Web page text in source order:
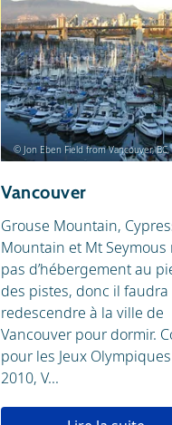
© Jon Eben Field from Vancouver, BC,
Vancouver
Grouse Mountain,
Mountain et Mt Seymous
pas d’hébergement au
des pistes, donc il faudra
redescendre à la ville de
Vancouver pour dormir.
pour les Jeux
2010, V...